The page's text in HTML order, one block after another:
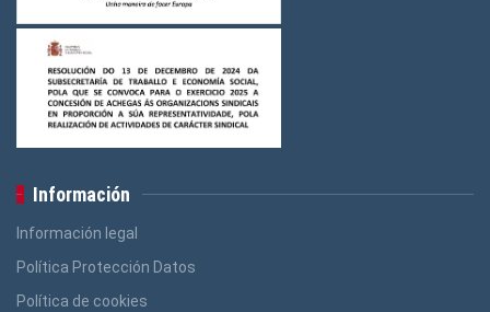
Información
Información legal
Política Protección Datos
Política de cookies